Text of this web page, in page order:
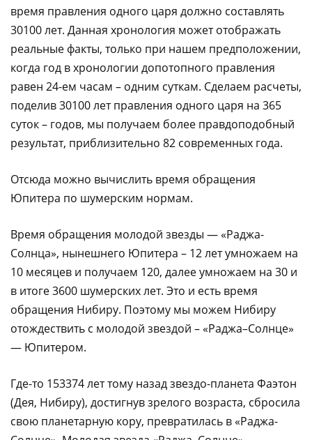
время правления одного царя должно составлять
30100 лет. Данная хронология может отображать
реальные факты, только при нашем предположении,
когда год в хронологии допотопного правления
равен 24-ем часам – одним суткам. Сделаем расчеты,
поделив 30100 лет правления одного царя на 365
суток – годов, мы получаем более правдоподобный
результат, приблизительно 82 современных года.
Отсюда можно вычислить время обращения
Юпитера по шумерским нормам.
Время обращения молодой звезды — «Раджа-
Солнца», нынешнего Юпитера – 12 лет умножаем на
10 месяцев и получаем 120, далее умножаем на 30 и
в итоге 3600 шумерских лет. Это и есть время
обращения Нибиру. Поэтому мы можем Нибиру
отождествить с молодой звездой – «Раджа–Солнце»
— Юпитером.
Где-то 153374 лет тому назад звездо-планета Фаэтон
(Дея, Нибиру), достигнув зрелого возраста, сбросила
свою планетарную кору, превратилась в «Раджа-